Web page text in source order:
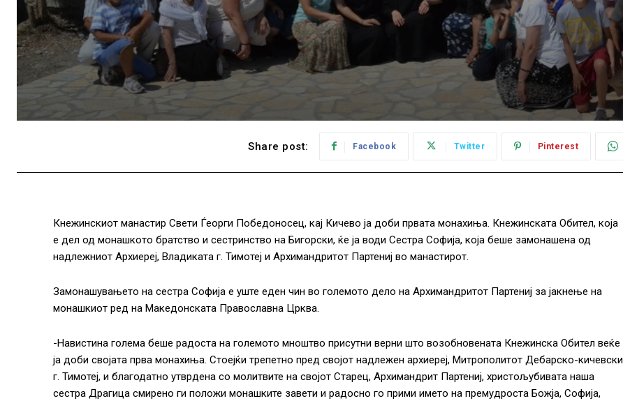
Share post: Facebook Twitter Pinterest
Кнежинскиот манастир Свети Ѓеорги Победоносец, кај Кичево ја доби првата монахиња. Кнежинската Обител, која
е дел од монашкото братство и сестринство на Бигорски, ќе ја води Сестра Софија, која беше замонашена од
надлежниот Архиереј, Владиката г. Тимотеј и Архимандритот Партениј во манастирот.
Замонашувањето на сестра Софија е уште еден чин во големото дело на Архимандритот Партениј за јакнење на
монашкиот ред на Македонската Православна Црква.
-Навистина голема беше радоста на големото мноштво присутни верни што возобновената Кнежинска Обител веќе
ја доби својата прва монахиња. Стоејќи трепетно пред својот надлежен архиереј, Митрополитот Дебарско-кичевски
г. Тимотеј, и благодатно утврдена со молитвите на својот Старец, Архимандрит Партениј, христољубивата наша
сестра Драгица смирено ги положи монашките завети и радосно го прими името на премудроста Божја, Софија,